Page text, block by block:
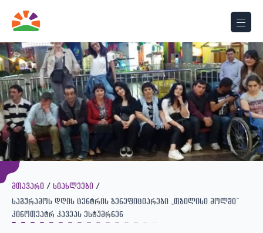
მთავარი
სიახლეები
საგურამოს დღის ცენტრის ბენეფიციარები „თბილისი მოლში”
კინოთეატრ კავეას ესტუმრნენ